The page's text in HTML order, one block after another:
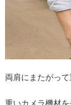
両肩にまたがって
重いカメラ機材